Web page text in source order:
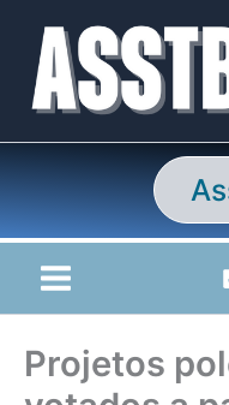
conteúdo
Projetos